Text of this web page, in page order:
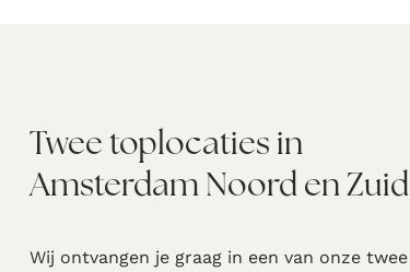
Twee toplocaties in
Amsterdam Noord en Zuid
Wij ontvangen je graag in een van onze twee